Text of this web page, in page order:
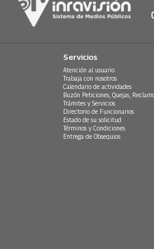
Servicios
Atención al usuario
Trabaja con nosotros
Calendario de actividades
Buzón Peticiones, Quejas,
Trámites y Servicios
Directorio de Funcionarios
Estado de su solicitud
Términos y Condiciones
Entrega de Obsequios